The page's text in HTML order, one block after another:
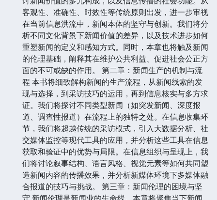
客观性、准确性、时效性等传统原则出发，进一步审视
在当前信息洪流中，新闻本体的坚守与创新。我们将分
析不同文化背景下新闻价值的差异，以及技术进步如何
重塑新闻的定义和感知方式。同时，本章也将触及新闻
的伦理基础，阐释其在维护公共利益、促进社会公正方
面的不可或缺的作用。 第二章：新闻生产的机制与流
程 本书将细致解构新闻的生产流程，从新闻线索的发
现与选择，到采访技巧的运用，再到信息核实与多方求
证。我们将探讨不同类型新闻（如突发新闻、深度报
道、调查性报道）在流程上的独特之处。在信息收集环
节，我们将超越传统的采访模式，引入大数据分析、社
交媒体监控等现代工具的应用，并分析这些工具在信息
获取和验证中的优势与局限。在信息组织与呈现上，我
们将讨论叙事结构、语言风格、视觉元素等如何共同塑
造新闻内容的传播效果，并分析新媒体环境下多媒体融
合报道的技巧与挑战。 第三章：新闻伦理的困境与坚